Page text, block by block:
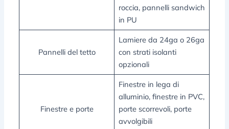
roccia, pannelli sandwich
in PU
Pannelli del tetto
Lamiere da 24ga o 26ga
con strati isolanti
opzionali
Finestre e porte
Finestre in lega di
alluminio, finestre in PVC,
porte scorrevoli, porte
avvolgibili